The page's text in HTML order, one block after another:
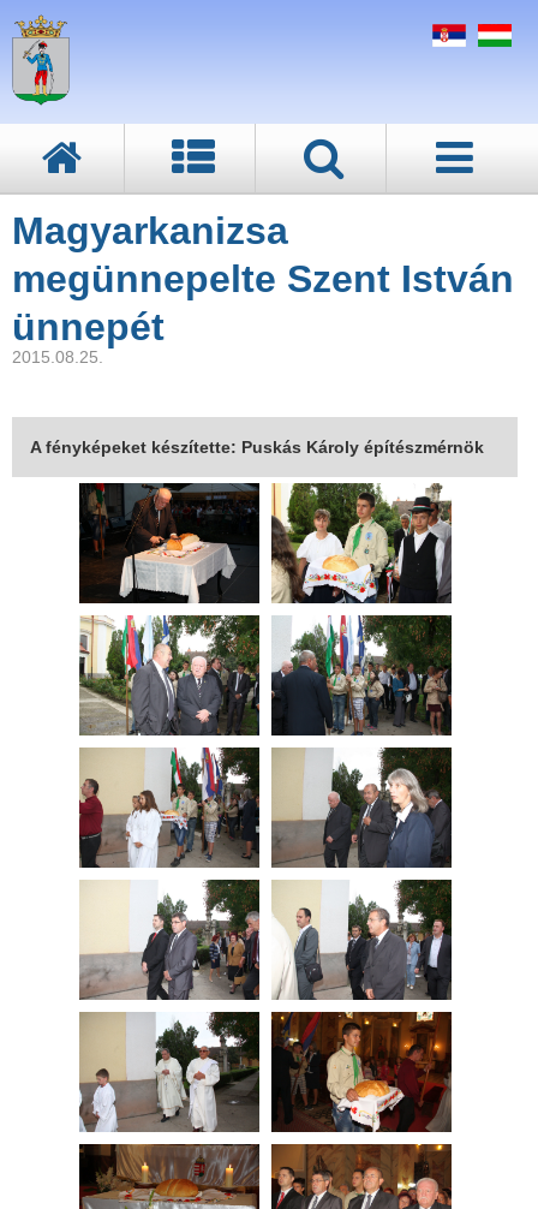
Magyarkanizsa
megünnepelte Szent István
ünnepét
2015.08.25.
A fényképeket készítette: Puskás Károly építészmérnök